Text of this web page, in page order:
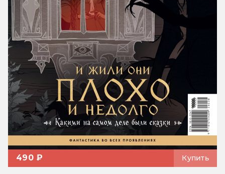
490 ₽ Купить